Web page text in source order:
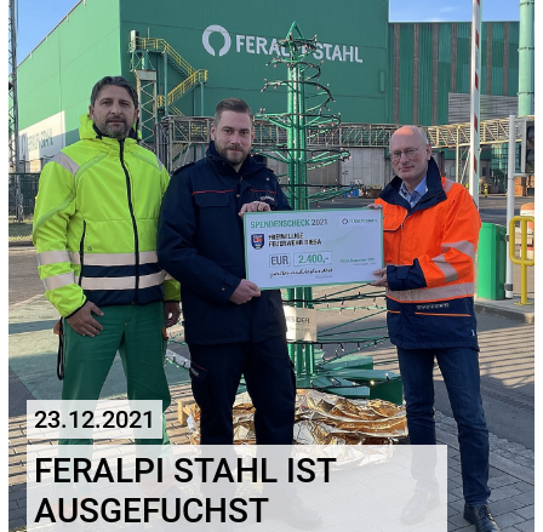
23.12.2021
FERALPI STAHL IST
AUSGEFUCHST